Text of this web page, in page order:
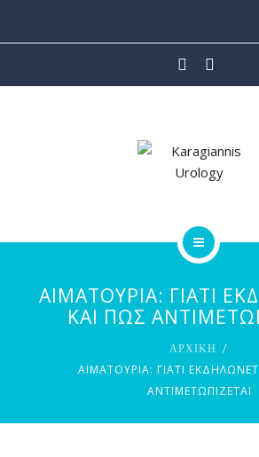
ΟΙ ΙΑΤΡΟΙ
ΡΟΜΠΟΤΙΚΗ ΧΕΙΡΟΥΡΓΙΚΗ
ΑΙΜΑΤΟΥΡΙΑ: ΓΙΑΤΙ
ΚΑΙ ΠΩΣ
ΑΡΧΙΚΗ
ΑΙΜΑΤΟΥΡΙΑ: ΓΙΑΤΙ
ΑΝΤΙΜΕΤΩΠΙΖΕΤΑΙ